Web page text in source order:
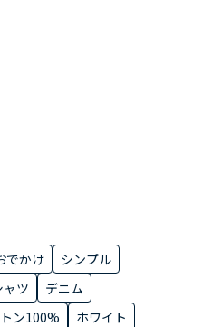
でかけ
シンプル
ツ
デニム
ン100% ホワイト